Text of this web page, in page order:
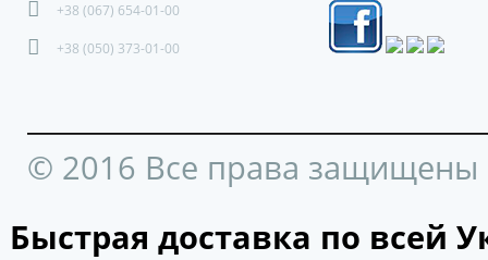
+38 (067) 654-01-00
+38 (050) 373-01-00
© 2016 Все права защищены
Быстрая доставка по всей